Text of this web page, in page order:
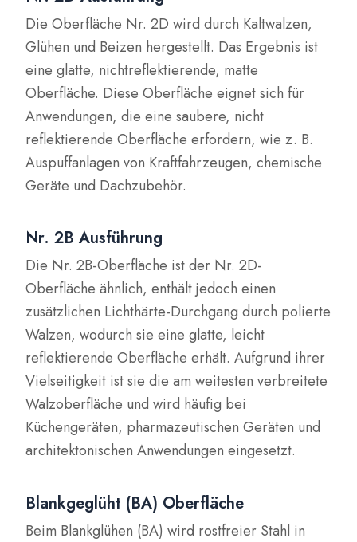
Die Oberfläche Nr. 2D wird durch Kaltwalzen,
Glühen und Beizen hergestellt. Das Ergebnis ist
eine glatte, nichtreflektierende, matte
Oberfläche. Diese Oberfläche eignet sich für
Anwendungen, die eine saubere, nicht
reflektierende Oberfläche erfordern, wie z. B.
Auspuffanlagen von Kraftfahrzeugen, chemische
Geräte und Dachzubehör.
Nr. 2B Ausführung
Die Nr. 2B-Oberfläche ist der Nr. 2D-
Oberfläche ähnlich, enthält jedoch einen
zusätzlichen Lichthärte-Durchgang durch polierte
Walzen, wodurch sie eine glatte, leicht
reflektierende Oberfläche erhält. Aufgrund ihrer
Vielseitigkeit ist sie die am weitesten verbreitete
Walzoberfläche und wird häufig bei
Küchengeräten, pharmazeutischen Geräten und
architektonischen Anwendungen eingesetzt.
Blankgeglüht (BA) Oberfläche
Beim Blankglühen (BA) wird rostfreier Stahl in